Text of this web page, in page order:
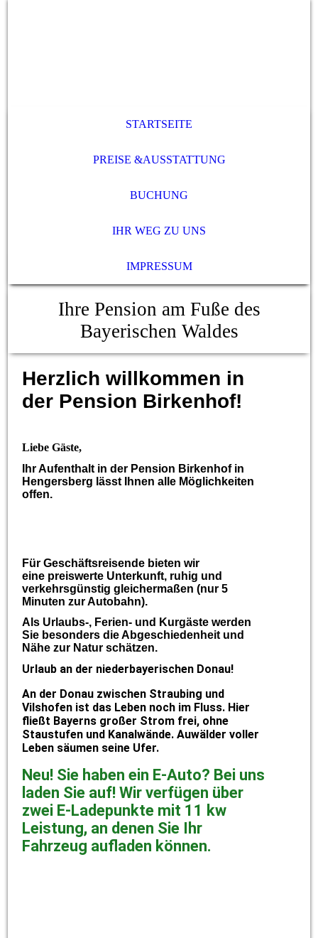
STARTSEITE
PREISE &AUSSTATTUNG
BUCHUNG
IHR WEG ZU UNS
IMPRESSUM
Ihre Pension am Fuße des
Bayerischen Waldes
Herzlich willkommen in
der Pension Birkenhof!
Liebe Gäste,
Ihr Aufenthalt in der Pension Birkenhof in
Hengersberg lässt Ihnen alle Möglichkeiten
offen.
Für Geschäftsreisende bieten wir
eine preiswerte Unterkunft, ruhig und
verkehrsgünstig gleichermaßen (nur 5
Minuten zur Autobahn).
Als Urlaubs-, Ferien- und Kurgäste werden
Sie besonders die Abgeschiedenheit und
Nähe zur Natur schätzen.
Urlaub an der niederbayerischen Donau!
An der Donau zwischen Straubing und
Vilshofen ist das Leben noch im Fluss. Hier
fließt Bayerns großer Strom frei, ohne
Staustufen und Kanalwände. Auwälder voller
Leben säumen seine Ufer.
Neu! Sie haben ein E-Auto? Bei uns
laden Sie auf! Wir verfügen über
zwei E-Ladepunkte mit 11 kw
Leistung, an denen Sie Ihr
Fahrzeug aufladen können.